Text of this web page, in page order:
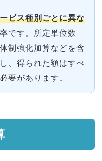
ビス種別ごとに異な
です。所定単位数
制強化加算などを含
、得られた額はすべ
要があります。